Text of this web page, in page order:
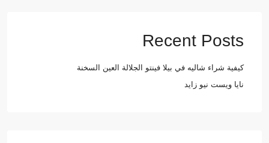
Recent Posts
كيفية شراء شاليه في بيلا فينتو الجلالة العين السخنة
نايا ويست نيو زايد